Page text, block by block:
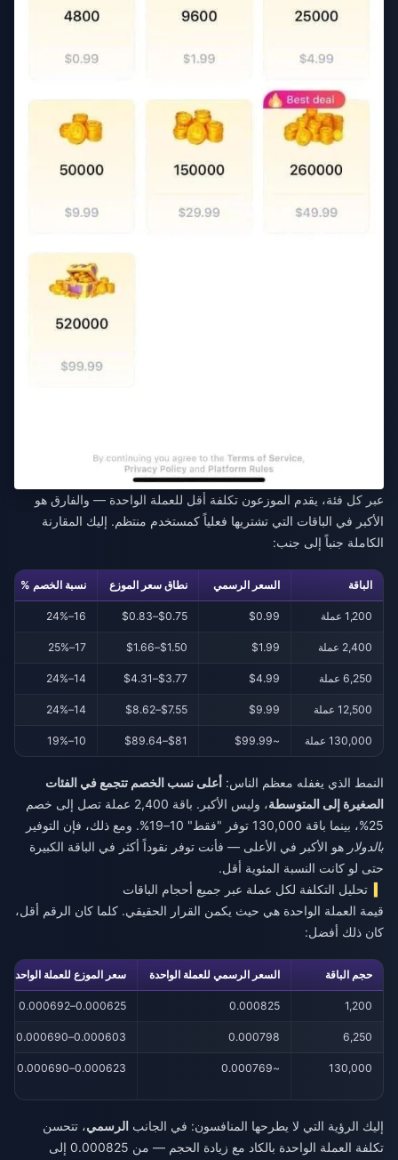
عبر كل فئة، يقدم الموزعون تكلفة أقل للعملة الواحدة — والفارق هو
الأكبر في الباقات التي تشتريها فعلياً كمستخدم منتظم. إليك المقارنة
الكاملة جنباً إلى جنب:
الباقة السعر الرسمي نطاق سعر الموزع نسبة الخصم %
1,200 عملة $0.99
$0.75–$0.83
16–24%
2,400 عملة $1.99
$1.50–$1.66
17–25%
6,250 عملة $4.99
$3.77–$4.31
14–24%
12,500 عملة $9.99
$7.55–$8.62
14–24%
130,000 عملة ~$99.99
$81–$89.64
10–19%
النمط الذي يغفله معظم الناس: أعلى نسب الخصم تتجمع في الفئات
الصغيرة إلى المتوسطة
، وليس الأكبر. باقة 2,400 عملة تصل إلى خصم
25%، بينما باقة 130,000 توفر "فقط" 10–19%. ومع ذلك، فإن التوفير
بالدولار هو الأكبر في الأعلى — فأنت توفر نقوداً أكثر في الباقة الكبيرة
حتى لو كانت النسبة المئوية أقل.
تحليل التكلفة لكل عملة عبر جميع أحجام الباقات
قيمة العملة الواحدة هي حيث يكمن القرار الحقيقي. كلما كان الرقم أقل،
كان ذلك أفضل:
حجم الباقة السعر الرسمي للعملة الواحدة سعر الموزع للعملة الواحدة
1,200
0.000825
0.000625–0.000692
6,250
0.000798
0.000603–0.000690
130,000
~0.000769
0.000623–0.000690
إليك الرؤية التي لا يطرحها المنافسون: في الجانب الرسمي، تتحسن
تكلفة العملة الواحدة بالكاد مع زيادة الحجم — من 0.000825 إلى